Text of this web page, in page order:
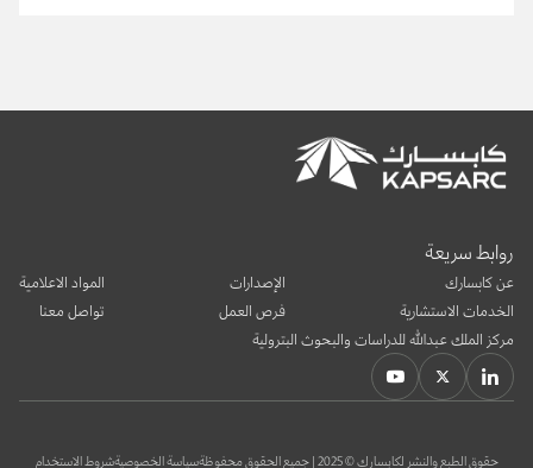
روابط سريعة
عن كابسارك
الخدمات الاستشارية
الإصدارات
فرص العمل
المواد الاعلامية
تواصل معنا
مركز الملك عبدالله للدراسات والبحوث البترولية
حقوق الطبع والنشر لكابسارك © 2025 | جميع الحقوق محفوظة سياسة الخصوصيةشروط الاستخدام